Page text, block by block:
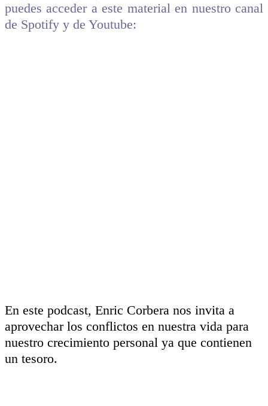
puedes acceder a este material en nuestro canal
de Spotify y de Youtube:
En este podcast, Enric Corbera nos invita a
aprovechar los conflictos en nuestra vida para
nuestro crecimiento personal ya que contienen
un tesoro.